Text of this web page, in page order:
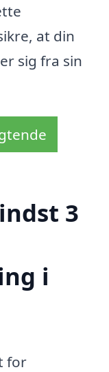
at din
sig fra sin
3
i
for